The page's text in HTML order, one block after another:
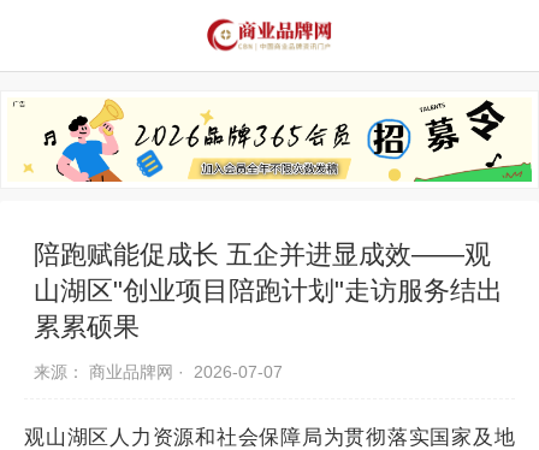
推荐品牌 品牌故事
陪跑赋能促成长 五企并进显成效——观
山湖区"创业项目陪跑计划"走访服务结出
累累硕果
来源： 商业品牌网 · 2026-07-07
观山湖区人力资源和社会保障局为贯彻落实国家及地